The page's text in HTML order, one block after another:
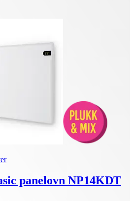
panelovn NP14KDT